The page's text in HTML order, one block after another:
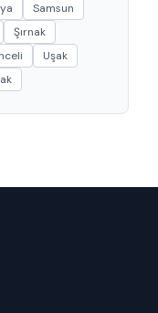
Samsun
Şırnak
Uşak